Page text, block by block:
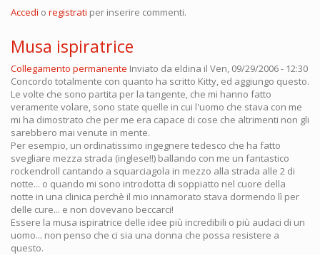
Accedi o registrati per inserire commenti.
Musa ispiratrice
Collegamento permanente Inviato da eldina il Ven, 09/29/2006 - 12:30
Concordo totalmente con quanto ha scritto Kitty, ed aggiungo questo.
Le volte che sono partita per la tangente, che mi hanno fatto
veramente volare, sono state quelle in cui l'uomo che stava con me
mi ha dimostrato che per me era capace di cose che altrimenti non gli
sarebbero mai venute in mente.
Per esempio, un ordinatissimo ingegnere tedesco che ha fatto
svegliare mezza strada (inglese!!) ballando con me un fantastico
rockendroll cantando a squarciagola in mezzo alla strada alle 2 di
notte... o quando mi sono introdotta di soppiatto nel cuore della
notte in una clinica perchè il mio innamorato stava dormendo lì per
delle cure... e non dovevano beccarci!
Essere la musa ispiratrice delle idee più incredibili o più audaci di un
uomo... non penso che ci sia una donna che possa resistere a
questo.